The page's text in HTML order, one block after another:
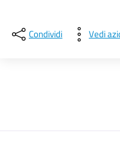
Condividi Vedi